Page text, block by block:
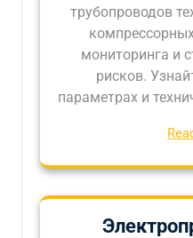
трубопроводов
мониторинга и
рисков.
параметрах и